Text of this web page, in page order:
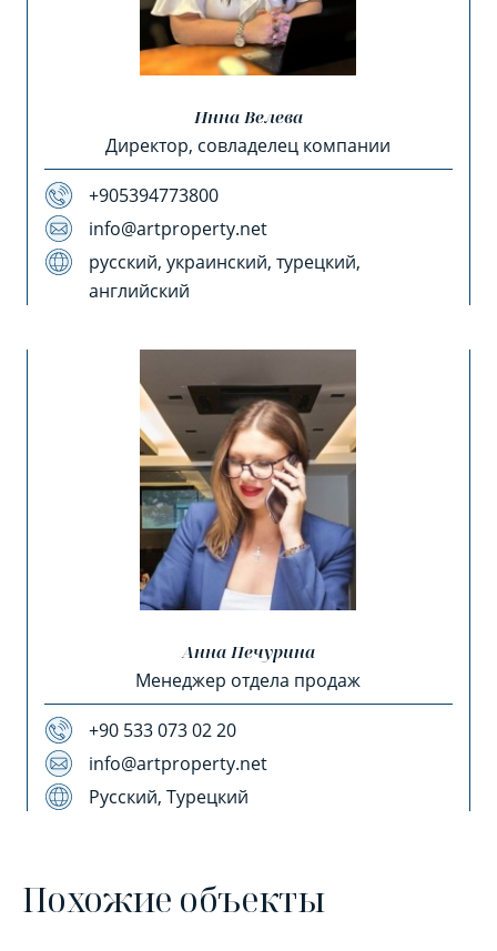
Инна Велева
Директор, совладелец компании
+905394773800
info@artproperty.net
русский, украинский, турецкий,
английский
Анна Печурина
Менеджер отдела продаж
+90 533 073 02 20
info@artproperty.net
Русский, Турецкий
Похожие объекты